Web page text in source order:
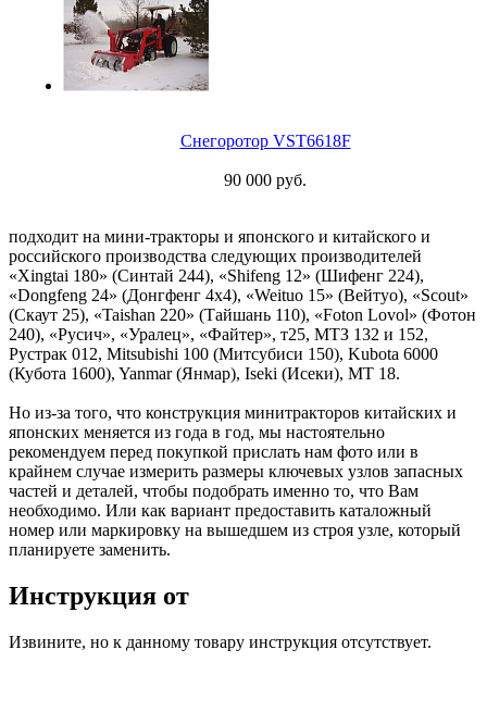
Снегоротор VST6618F
90 000 руб.
подходит на мини-тракторы и японского и китайского и
российского производства следующих производителей
«Xingtai 180» (Синтай 244), «Shifeng 12» (Шифенг 224),
«Dongfeng 24» (Донгфенг 4х4), «Weituo 15» (Вейтуо), «Scout»
(Скаут 25), «Taishan 220» (Тайшань 110), «Foton Lovol» (Фотон
240), «Русич», «Уралец», «Файтер», т25, МТЗ 132 и 152,
Рустрак 012, Mitsubishi 100 (Митсубиси 150), Kubota 6000
(Кубота 1600), Yanmar (Янмар), Iseki (Исеки), МТ 18.
Но из-за того, что конструкция минитракторов китайских и
японских меняется из года в год, мы настоятельно
рекомендуем перед покупкой прислать нам фото или в
крайнем случае измерить размеры ключевых узлов запасных
частей и деталей, чтобы подобрать именно то, что Вам
необходимо. Или как вариант предоставить каталожный
номер или маркировку на вышедшем из строя узле, который
планируете заменить.
Инструкция от
Извините, но к данному товару инструкция отсутствует.